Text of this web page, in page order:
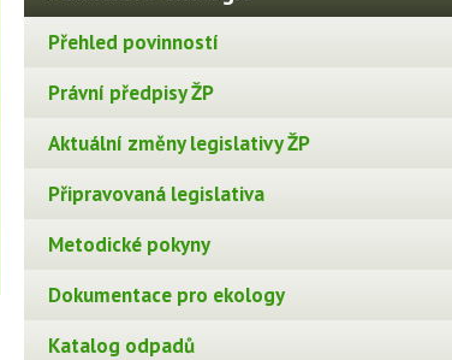
Přehled povinností
Právní předpisy ŽP
Aktuální změny legislativy ŽP
Připravovaná legislativa
Metodické pokyny
Dokumentace pro ekology
Katalog odpadů